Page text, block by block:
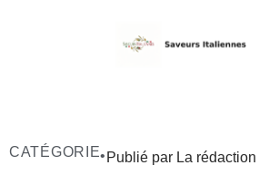
CATÉGORIE• Publié par La rédaction